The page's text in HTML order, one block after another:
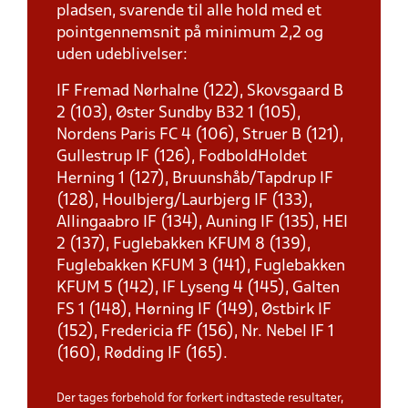
pladsen, svarende til alle hold med et
pointgennemsnit på minimum 2,2 og
uden udeblivelser:
IF Fremad Nørhalne (122), Skovsgaard B
2 (103), Øster Sundby B32 1 (105),
Nordens Paris FC 4 (106), Struer B (121),
Gullestrup IF (126), FodboldHoldet
Herning 1 (127), Bruunshåb/Tapdrup IF
(128), Houlbjerg/Laurbjerg IF (133),
Allingaabro IF (134), Auning IF (135), HEI
2 (137), Fuglebakken KFUM 8 (139),
Fuglebakken KFUM 3 (141), Fuglebakken
KFUM 5 (142), IF Lyseng 4 (145), Galten
FS 1 (148), Hørning IF (149), Østbirk IF
(152), Fredericia fF (156), Nr. Nebel IF 1
(160), Rødding IF (165).
Der tages forbehold for forkert indtastede resultater,